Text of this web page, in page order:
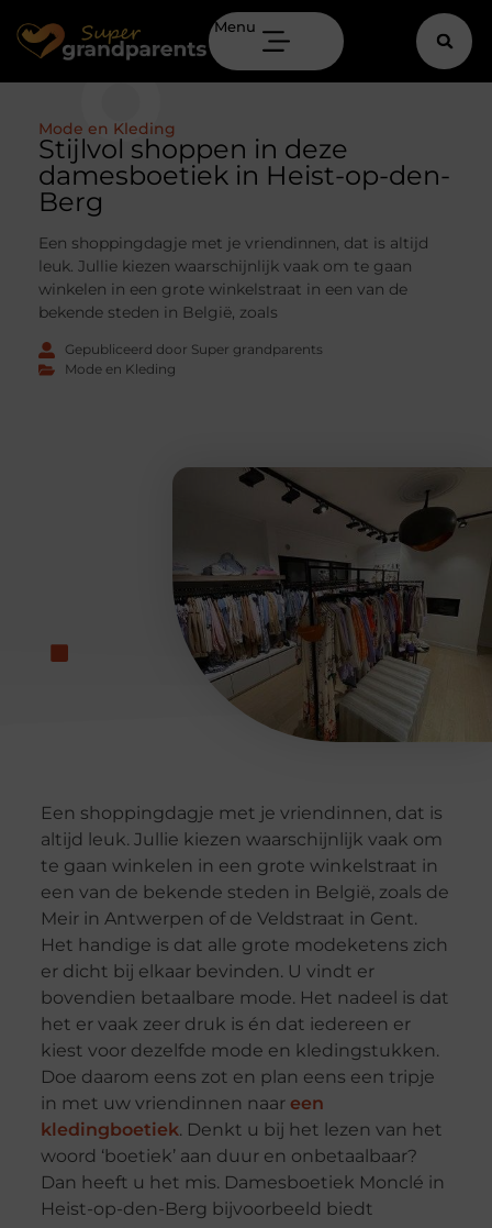
Menu
Mode en Kleding
Stijlvol shoppen in deze
damesboetiek in Heist-op-den-
Berg
Een shoppingdagje met je vriendinnen, dat is altijd
leuk. Jullie kiezen waarschijnlijk vaak om te gaan
winkelen in een grote winkelstraat in een van de
bekende steden in België, zoals
Gepubliceerd door Super grandparents
Mode en Kleding
Een shoppingdagje met je vriendinnen, dat is
altijd leuk. Jullie kiezen waarschijnlijk vaak om
te gaan winkelen in een grote winkelstraat in
een van de bekende steden in België, zoals de
Meir in Antwerpen of de Veldstraat in Gent.
Het handige is dat alle grote modeketens zich
er dicht bij elkaar bevinden. U vindt er
bovendien betaalbare mode. Het nadeel is dat
het er vaak zeer druk is én dat iedereen er
kiest voor dezelfde mode en kledingstukken.
Doe daarom eens zot en plan eens een tripje
in met uw vriendinnen naar een
kledingboetiek. Denkt u bij het lezen van het
woord ‘boetiek’ aan duur en onbetaalbaar?
Dan heeft u het mis. Damesboetiek Monclé in
Heist-op-den-Berg bijvoorbeeld biedt